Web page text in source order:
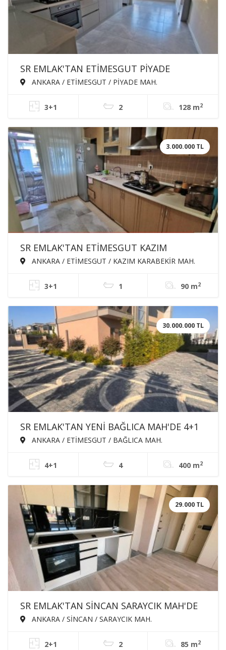
SR EMLAK'TAN ETİMESGUT PİYADE
MAH'DE 3+1 128m² ÖN CEPHE ARA KATTA
DAİRE
ANKARA / ETİMESGUT / PİYADE MAH.
3+1 2 128 m2
3.000.000 TL
SR EMLAK'TAN ETİMESGUT KAZIM
KARABEKİR MAH'DE 3+1 90m² KATTA ÖN
ANKARA / ETİMESGUT / KAZIM KARABEKİR MAH.
3+1 1 90 m2
30.000.000 TL
SR EMLAK'TAN YENİ BAĞLICA MAH'DE 4+1
400m² EBEVEYN BANYOLU GİYSİ ODALI
ANKARA / ETİMESGUT / BAĞLICA MAH.
4+1 4 400 m2
29.000 TL
SR EMLAK'TAN SİNCAN SARAYCIK MAH'DE
2+1 85m² KATTA ASANSÖRLÜ EBEVEYN
ANKARA / SİNCAN / SARAYCIK MAH.
2+1 2 85 m2